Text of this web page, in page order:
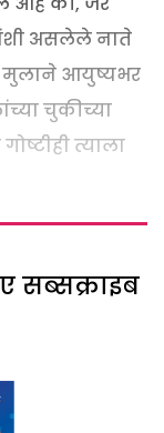
असलेले नाते
मुलाने आयुष्यभर
चुकीच्या
त्याला